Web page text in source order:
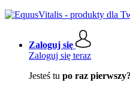
Zaloguj się
Zaloguj się teraz
Jesteś tu po raz pierwszy?